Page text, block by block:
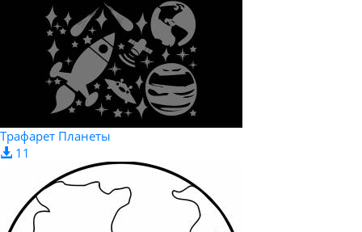
Трафарет Планеты
11